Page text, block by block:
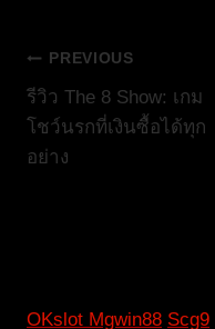
แนะแนว
เรื่อง
PREVIOUS
รีวิว The 8 Show: เกม
โชว์นรกที่เงินซื้อได้ทุก
อย่าง
OKslot Mgwin88 Scg9